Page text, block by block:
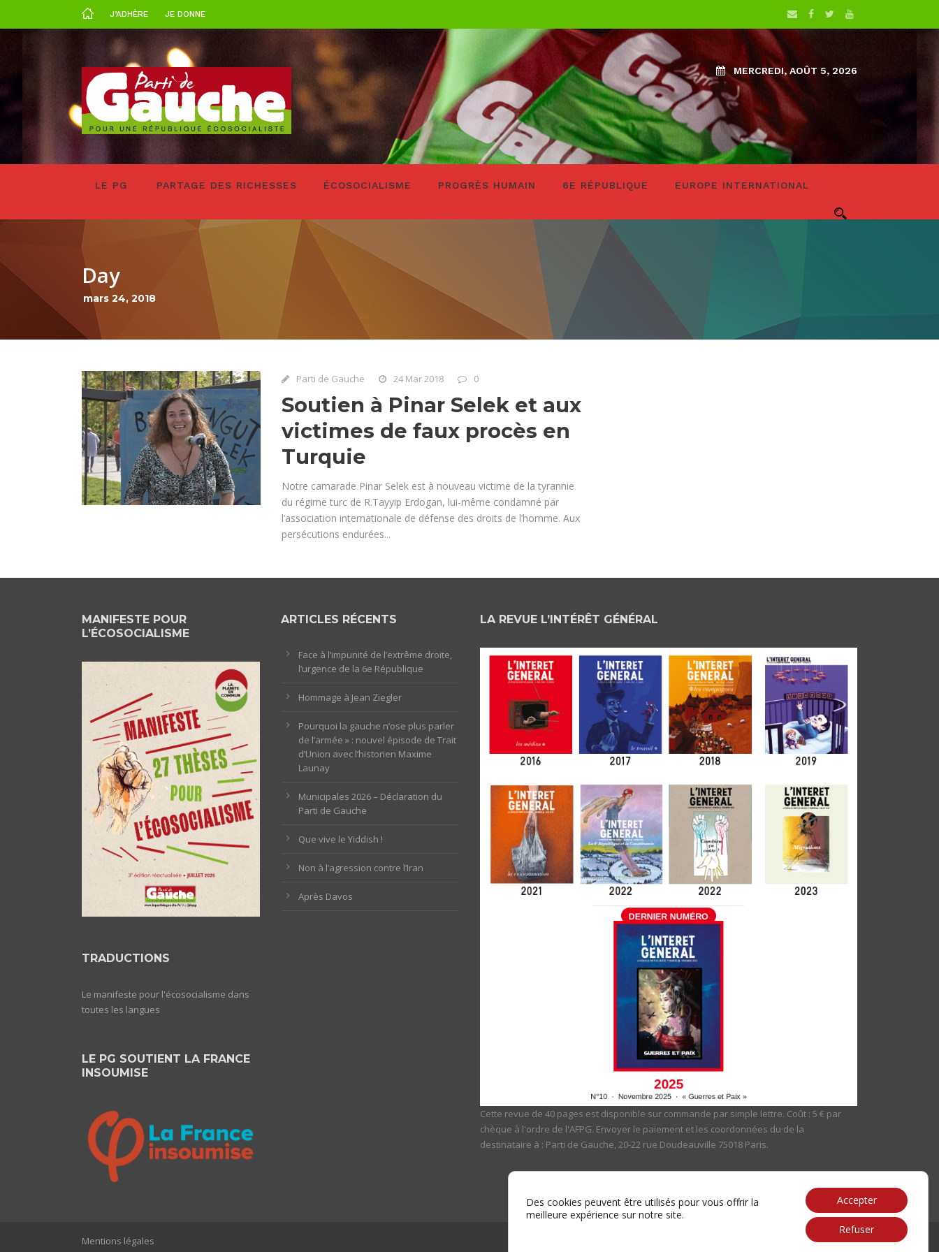
J’ADHÈRE JE DONNE
MERCREDI, AOÛT 5, 2026
LE PG PARTAGE DES RICHESSES ÉCOSOCIALISME PROGRÈS HUMAIN 6E RÉPUBLIQUE EUROPE INTERNATIONAL
Day
mars 24, 2018
Parti de Gauche 24 Mar 2018 0
Soutien à Pinar Selek et aux
victimes de faux procès en
Turquie
Notre camarade Pinar Selek est à nouveau victime de la tyrannie
du régime turc de R.Tayyip Erdogan, lui-même condamné par
l’association internationale de défense des droits de l’homme. Aux
persécutions endurées...
MANIFESTE POUR
L’ÉCOSOCIALISME
TRADUCTIONS
Le manifeste pour l'écosocialisme dans
toutes les langues
LE PG SOUTIENT LA FRANCE
INSOUMISE
ARTICLES RÉCENTS
Face à l’impunité de l’extrême droite,
l’urgence de la 6e République
Hommage à Jean Ziegler
Pourquoi la gauche n’ose plus parler
de l’armée » : nouvel épisode de Trait
d’Union avec l’historien Maxime
Launay
Municipales 2026 – Déclaration du
Parti de Gauche
Que vive le Yiddish !
Non à l’agression contre l’Iran
Après Davos
LA REVUE L’INTÉRÊT GÉNÉRAL
Cette revue de 40 pages est disponible sur commande par simple lettre. Coût : 5 € par
chèque à l'ordre de l'AFPG. Envoyer le paiement et les coordonnées du·de la
destinataire à : Parti de Gauche, 20-22 rue Doudeauville 75018 Paris.
Mentions légales
Des cookies peuvent être utilisés pour vous offrir la
meilleure expérience sur notre site.
Accepter
Refuser